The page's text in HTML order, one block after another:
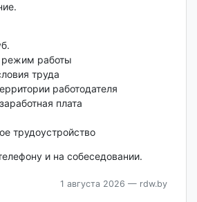
работы
труда
работодателя
плата
трудоустройство
и на собеседовании.
1 августа 2026 — rdw.by